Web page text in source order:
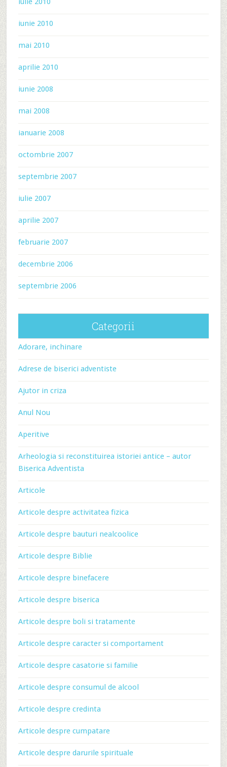
iunie 2010
mai 2010
aprilie 2010
iunie 2008
mai 2008
ianuarie 2008
octombrie 2007
septembrie 2007
iulie 2007
aprilie 2007
februarie 2007
decembrie 2006
septembrie 2006
Categorii
Adorare, inchinare
Adrese de biserici adventiste
Ajutor in criza
Anul Nou
Aperitive
Arheologia si reconstituirea istoriei antice – autor
Biserica Adventista
Articole
Articole despre activitatea fizica
Articole despre bauturi nealcoolice
Articole despre Biblie
Articole despre binefacere
Articole despre biserica
Articole despre boli si tratamente
Articole despre caracter si comportament
Articole despre casatorie si familie
Articole despre consumul de alcool
Articole despre credinta
Articole despre cumpatare
Articole despre darurile spirituale